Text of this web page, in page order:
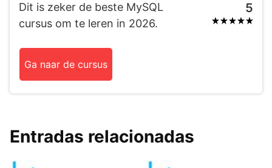
Dit is zeker de beste MySQL
cursus om te leren in 2026.
5
Ga naar de cursus
Entradas relacionadas